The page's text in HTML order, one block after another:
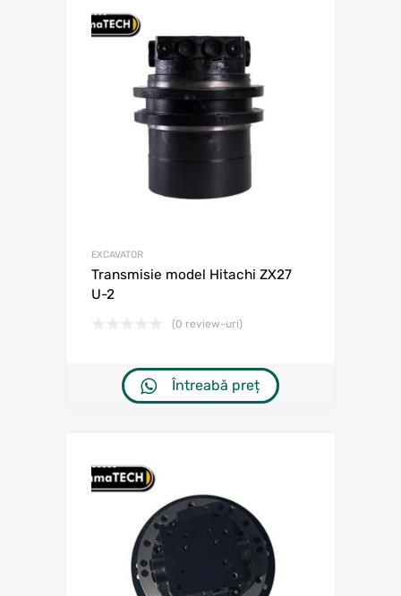
EXCAVATOR
Transmisie model Hitachi ZX27
U-2
(0 review-uri)
Întreabă preț